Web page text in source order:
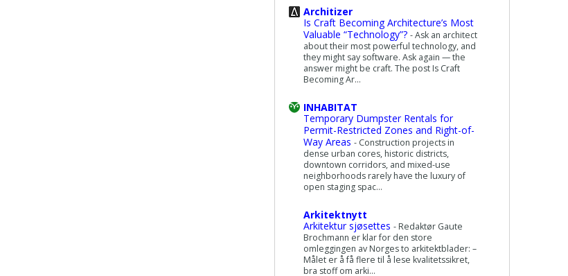
Architizer
Is Craft Becoming Architecture’s Most
Valuable “Technology”? -Ask an architect
about their most powerful technology, and
they might say software. Ask again — the
answer might be craft. The post Is Craft
Becoming Ar...
INHABITAT
Temporary Dumpster Rentals for
Permit-Restricted Zones and Right-of-
Way Areas - Construction projects in
dense urban cores, historic districts,
downtown corridors, and mixed-use
neighborhoods rarely have the luxury of
open staging spac...
Arkitektnytt
Arkitektur sjøsettes - Redaktør Gaute
Brochmann er klar for den store
omleggingen av Norges to arkitektblader: –
Målet er å få flere til å lese kvalitetssikret,
bra stoff om arki...